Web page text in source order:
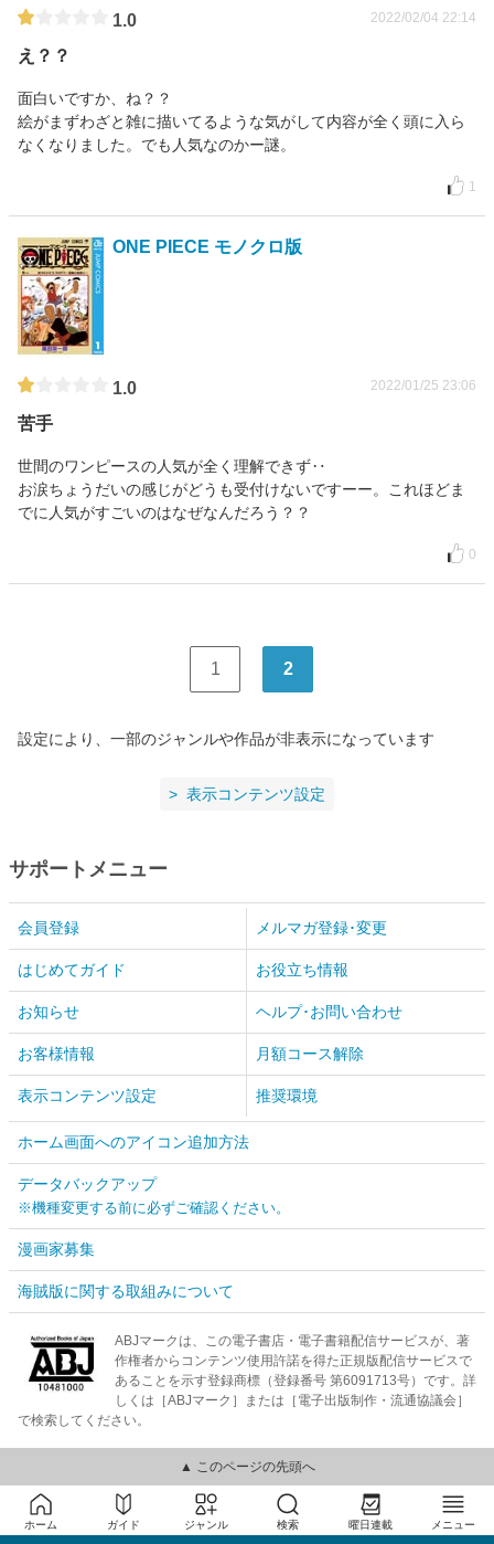
1.0 2022/02/04 22:14
え？？
面白いですか、ね？？
絵がまずわざと雑に描いてるような気がして内容が全く頭に入ら
なくなりました。でも人気なのかー謎。
1
ONE PIECE モノクロ版
1.0 2022/01/25 23:06
苦手
世間のワンピースの人気が全く理解できず‥
お涙ちょうだいの感じがどうも受付けないですーー。これほどま
でに人気がすごいのはなぜなんだろう？？
0
1 2
設定により、一部のジャンルや作品が非表示になっています
表示コンテンツ設定
サポートメニュー
会員登録 メルマガ登録･変更
はじめてガイド お役立ち情報
お知らせ ヘルプ･お問い合わせ
お客様情報 月額コース解除
表示コンテンツ設定 推奨環境
ホーム画面へのアイコン追加方法
データバックアップ
※機種変更する前に必ずご確認ください。
漫画家募集
海賊版に関する取組みについて
ABJマークは、この電子書店・電子書籍配信サービスが、著
作権者からコンテンツ使用許諾を得た正規版配信サービスで
あることを示す登録商標（登録番号 第6091713号）です。詳
しくは［ABJマーク］または［電子出版制作・流通協議会］
で検索してください。
▲ このページの先頭へ
ホーム ガイド ジャンル 検索 曜日連載 メニュー